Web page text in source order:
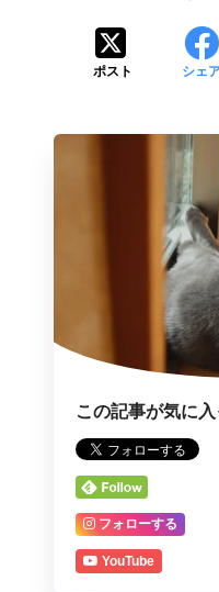
ポスト シェ
この記事が気に
フォローする
YouTube